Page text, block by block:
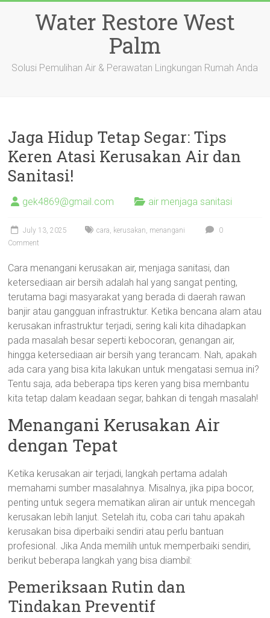
Water Restore West
Palm
Solusi Pemulihan Air & Perawatan Lingkungan Rumah Anda
Jaga Hidup Tetap Segar: Tips
Keren Atasi Kerusakan Air dan
Sanitasi!
gek4869@gmail.com air menjaga sanitasi
July 13, 2025 cara, kerusakan, menangani
0
Comment
Cara menangani kerusakan air, menjaga sanitasi, dan
ketersediaan air bersih adalah hal yang sangat penting,
terutama bagi masyarakat yang berada di daerah rawan
banjir atau gangguan infrastruktur. Ketika bencana alam atau
kerusakan infrastruktur terjadi, sering kali kita dihadapkan
pada masalah besar seperti kebocoran, genangan air,
hingga ketersediaan air bersih yang terancam. Nah, apakah
ada cara yang bisa kita lakukan untuk mengatasi semua ini?
Tentu saja, ada beberapa tips keren yang bisa membantu
kita tetap dalam keadaan segar, bahkan di tengah masalah!
Menangani Kerusakan Air
dengan Tepat
Ketika kerusakan air terjadi, langkah pertama adalah
memahami sumber masalahnya. Misalnya, jika pipa bocor,
penting untuk segera mematikan aliran air untuk mencegah
kerusakan lebih lanjut. Setelah itu, coba cari tahu apakah
kerusakan bisa diperbaiki sendiri atau perlu bantuan
profesional. Jika Anda memilih untuk memperbaiki sendiri,
berikut beberapa langkah yang bisa diambil:
Pemeriksaan Rutin dan
Tindakan Preventif